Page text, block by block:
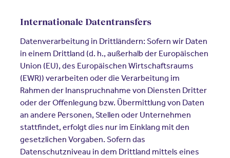
Internationale Datentransfers
Datenverarbeitung in Drittländern: Sofern wir Daten
in einem Drittland (d. h., außerhalb der Europäischen
Union (EU), des Europäischen Wirtschaftsraums
(EWR)) verarbeiten oder die Verarbeitung im
Rahmen der Inanspruchnahme von Diensten Dritter
oder der Offenlegung bzw. Übermittlung von Daten
an andere Personen, Stellen oder Unternehmen
stattfindet, erfolgt dies nur im Einklang mit den
gesetzlichen Vorgaben. Sofern das
Datenschutzniveau in dem Drittland mittels eines